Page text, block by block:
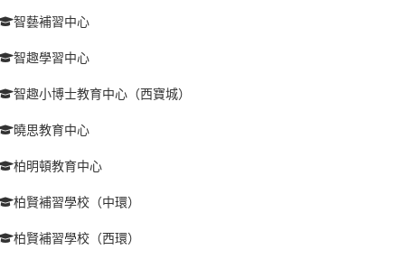
智藝補習中心
智趣學習中心
智趣小博士教育中心（西寶城）
曉思教育中心
柏明頓教育中心
柏賢補習學校（中環）
柏賢補習學校（西環）